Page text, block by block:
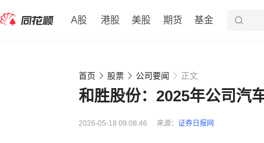
A股 港股 美股 期货 基金
首页 股票 公司要闻 正文
和胜股份：2025年公司汽
2026-05-18 09:08:46 来源： 证券日报网